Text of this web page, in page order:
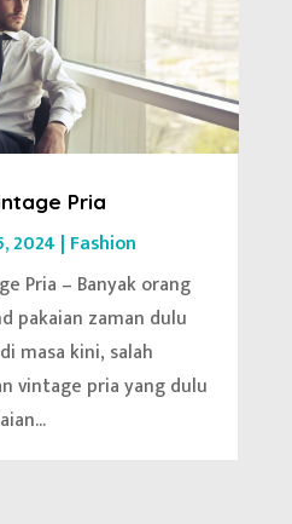
Pria
2024 | Fashion
Pria – Banyak orang
pakaian zaman dulu
masa kini, salah
vintage pria yang dulu